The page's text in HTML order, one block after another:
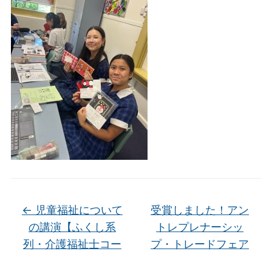
← 児童福祉について
の講演【ふくし系
列・介護福祉士コー
受賞しました！アン
トレプレナーシッ
プ・トレードフェア